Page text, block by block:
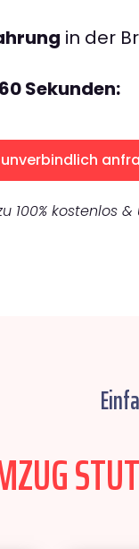
in der
Sekunden:
100% kostenlos